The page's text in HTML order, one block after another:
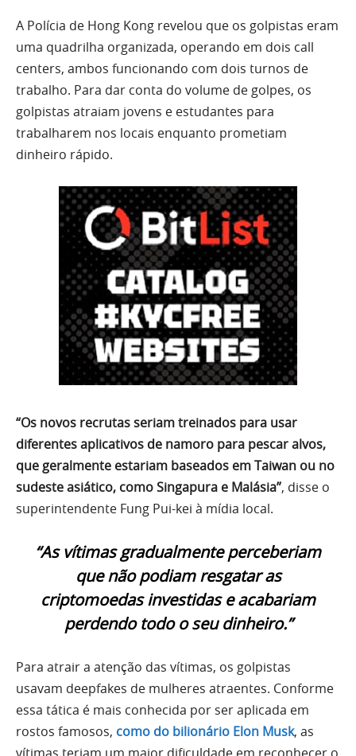
A Polícia de Hong Kong revelou que os golpistas eram
uma quadrilha organizada, operando em dois call
centers, ambos funcionando com dois turnos de
trabalho. Para dar conta do volume de golpes, os
golpistas atraiam jovens e estudantes para
trabalharem nos locais enquanto prometiam
dinheiro rápido.
“Os novos recrutas seriam treinados para usar
diferentes aplicativos de namoro para pescar alvos,
que geralmente estariam baseados em Taiwan ou no
sudeste asiático, como Singapura e Malásia”, disse o
superintendente Fung Pui-kei à mídia local.
“As vítimas gradualmente perceberiam
que não podiam resgatar as
criptomoedas investidas e acabariam
perdendo todo o seu dinheiro.”
Para atrair a atenção das vítimas, os golpistas
usavam deepfakes de mulheres atraentes. Conforme
essa tática é mais conhecida por ser aplicada em
rostos famosos, como do bilionário Elon Musk, as